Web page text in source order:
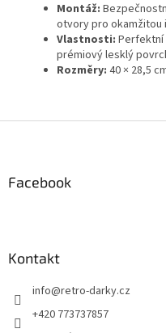
Montáž:
otvory pro okamžitou
Vlastnosti: Perfektní
prémiový lesklý
Rozměry: 40 × 28,5
Facebook
Kontakt
info@retro-darky.cz
+420 773737857